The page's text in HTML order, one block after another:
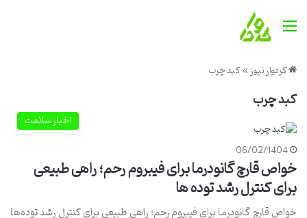
منو
کردوار نیوز»کبد چرب
کبد چرب
اخبار سلامت
06/02/1404
خواص قارچ گانودرما برای فیبروم رحم؛ راهی طبیعی
برای کنترل رشد توده ها
خواص قارچ گانودرما برای فیبروم رحم؛ راهی طبیعی برای کنترل رشد توده‌ها